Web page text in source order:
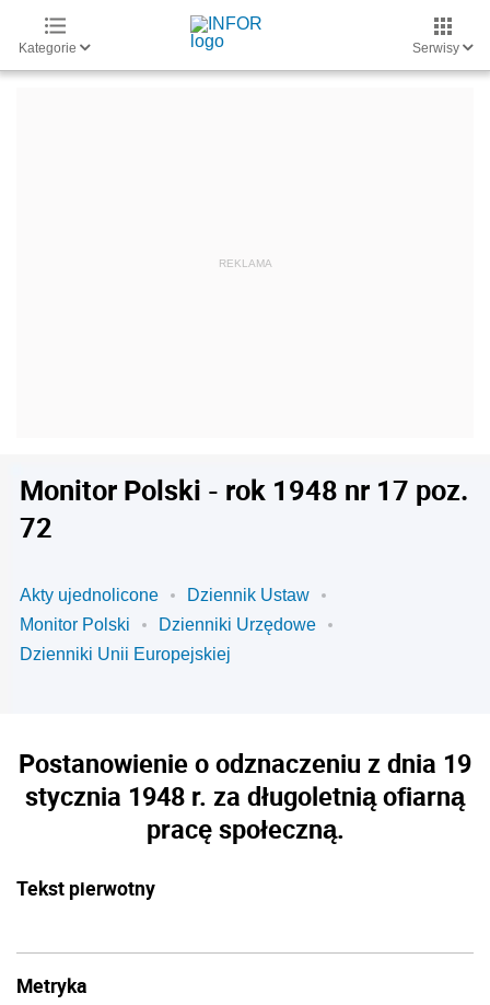
Kategorie Serwisy
Monitor Polski - rok 1948 nr 17 poz.
72
Akty ujednolicone
Dziennik Ustaw
Monitor Polski
Dzienniki Urzędowe
Dzienniki Unii Europejskiej
Postanowienie o odznaczeniu z dnia 19
stycznia 1948 r. za długoletnią ofiarną
pracę społeczną.
Tekst pierwotny
Metryka